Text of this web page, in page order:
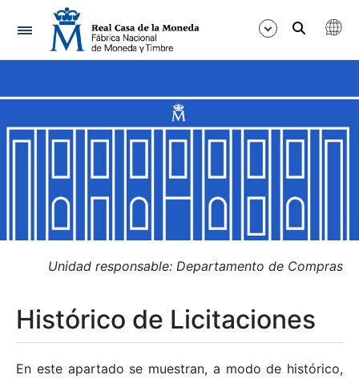
Navegación
Mostrar/Ocultar
Mostrar/Ocultar
Mostrar/Ocultar
Mostrar/Ocultar
Unidad responsable: Departamento de Compras
Histórico de Licitaciones
En este apartado se muestran, a modo de histórico,